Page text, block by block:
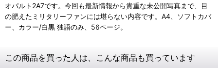
オパルト2A7です。今回も最新情報から貴重な未公開写真まで、目
の肥えたミリタリーファンには堪らない内容です。A4、ソフトカバ
ー、カラー/白黒 独語のみ、56ページ。
この商品を買った人は、こんな商品も買っています